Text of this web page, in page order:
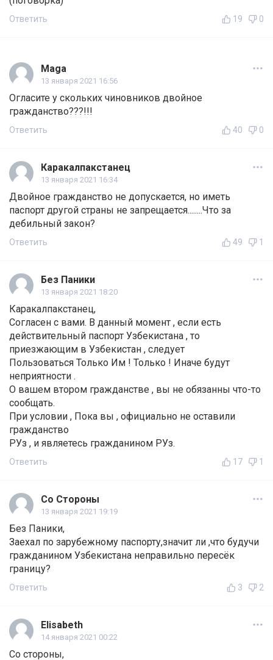
Ответить 19 0
Maga
13 января 2021 16:56
Огласите у скольких чиновников двойное
гражданство???!!!
Ответить 40 0
Каракалпакстанец
13 января 2021 16:34
Двойное гражданство не допускается, но иметь
паспорт другой страны не запрещается........Что за
дебильный закон?
Ответить 49 1
Без Паники
13 января 2021 18:20
Каракалпакстанец,
Согласен с вами. В данный момент , если есть
действительный паспорт Узбекистана , то
приезжающим в Узбекистан , следует
Пользоваться Только Им ! Только ! Иначе будут
неприятности .
О вашем втором гражданстве , вы не обязанны что-то
сообщать.
При условии , Пока вы , официально не оставили
гражданство
РУз , и являетесь гражданином РУз.
Ответить 17 1
Со Стороны
13 января 2021 19:19
Без Паники,
Заехал по зарубежному паспорту,значит ли ,что будучи
гражданином Узбекистана неправильно пересёк
границу?
Ответить 3 2
Elisabeth
14 января 2021 00:22
Со стороны,